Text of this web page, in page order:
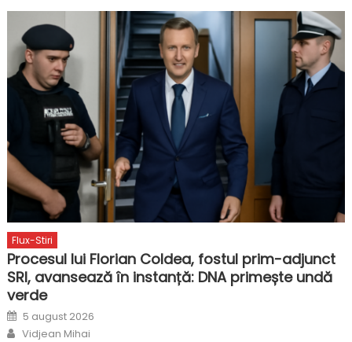
Flux-Stiri
Procesul lui Florian Coldea, fostul prim-adjunct
SRI, avansează în instanță: DNA primește undă
verde
Posted
on
5 august 2026
Author
Vidjean Mihai